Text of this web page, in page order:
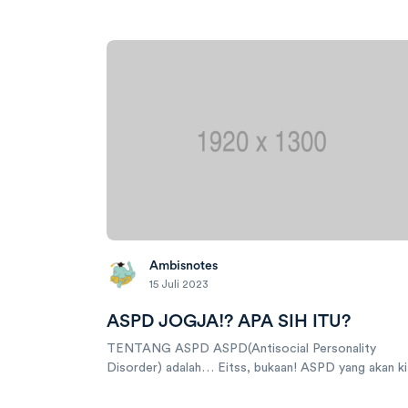
Ambisnotes
15 Juli 2023
ASPD JOGJA!? APA SIH ITU?
TENTANG ASPD ASPD(Antisocial Personality
Disorder) adalah… Eitss, bukaan! ASPD yang akan